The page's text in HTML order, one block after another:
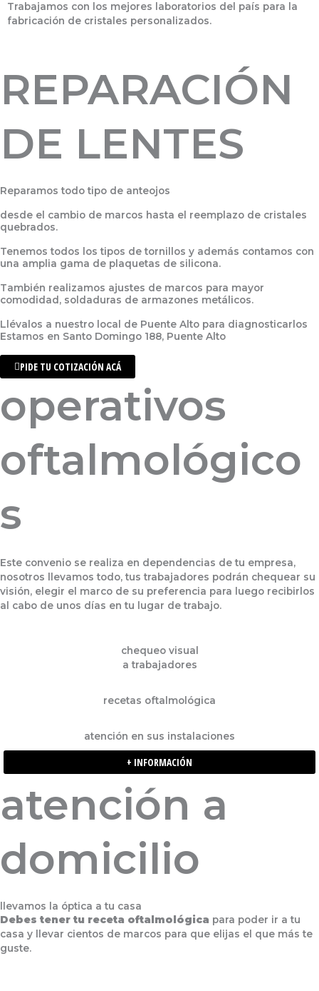
Trabajamos con los mejores laboratorios del país para la
fabricación de cristales personalizados.
REPARACIÓN
DE LENTES
Reparamos todo tipo de anteojos
desde el cambio de marcos hasta el reemplazo de cristales
quebrados.
Tenemos todos los tipos de tornillos y además contamos con
una amplia gama de plaquetas de silicona.
También realizamos ajustes de marcos para mayor
comodidad, soldaduras de armazones metálicos.
Llévalos a nuestro local de Puente Alto para diagnosticarlos
Estamos en Santo Domingo 188, Puente Alto
PIDE TU COTIZACIÓN ACÁ
operativos
oftalmológico
s
Este convenio se realiza en dependencias de tu empresa,
nosotros llevamos todo, tus trabajadores podrán chequear su
visión, elegir el marco de su preferencia para luego recibirlos
al cabo de unos días en tu lugar de trabajo.
chequeo visual
a trabajadores
recetas oftalmológica
atención en sus instalaciones
+ INFORMACIÓN
atención a
domicilio
llevamos la óptica a tu casa
Debes tener tu receta oftalmológica para poder ir a tu
casa y llevar cientos de marcos para que elijas el que más te
guste.